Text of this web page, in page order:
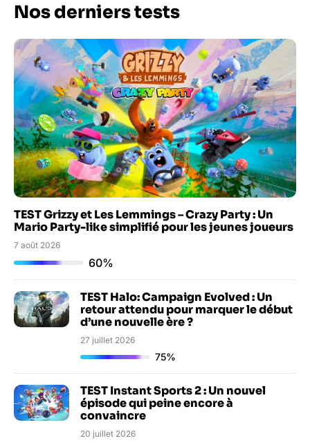
Nos derniers tests
TEST Grizzy et Les Lemmings – Crazy Party : Un
Mario Party-like simplifié pour les jeunes joueurs
7 août 2026
60%
TEST Halo: Campaign Evolved : Un
retour attendu pour marquer le début
d’une nouvelle ère ?
27 juillet 2026
75%
TEST Instant Sports 2 : Un nouvel
épisode qui peine encore à
convaincre
20 juillet 2026